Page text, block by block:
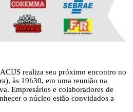
realiza seu próximo encontro no
às 19h30, em uma reunião na
Empresários e colaboradores de
o núcleo estão convidados a